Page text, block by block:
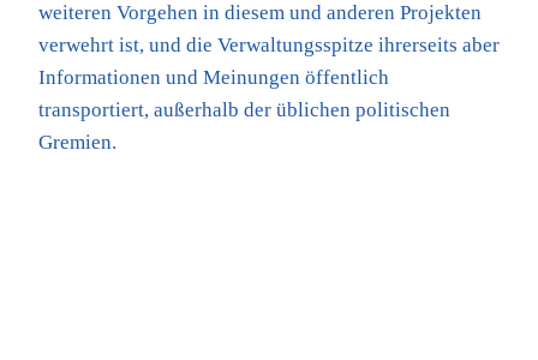
weiteren Vorgehen in diesem und anderen Projekten
verwehrt ist, und die Verwaltungsspitze ihrerseits aber
Informationen und Meinungen öffentlich
transportiert, außerhalb der üblichen politischen
Gremien.